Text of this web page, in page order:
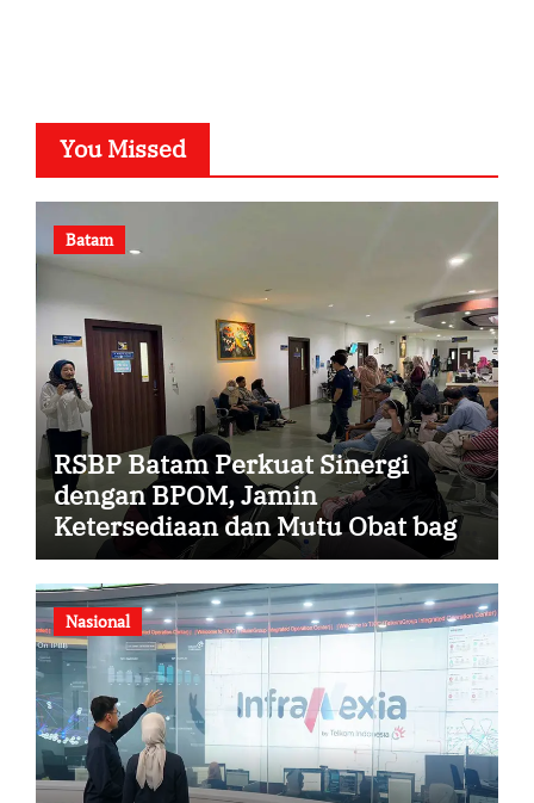
You Missed
Batam
RSBP Batam Perkuat Sinergi
dengan BPOM, Jamin
Ketersediaan dan Mutu Obat bagi
Pasien
Nasional